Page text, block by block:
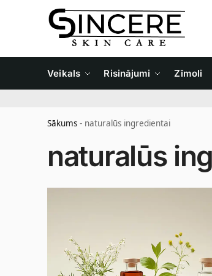
Veikals Risinājumi Zīmoli
Sākums - naturalūs ingredientai
naturalūs